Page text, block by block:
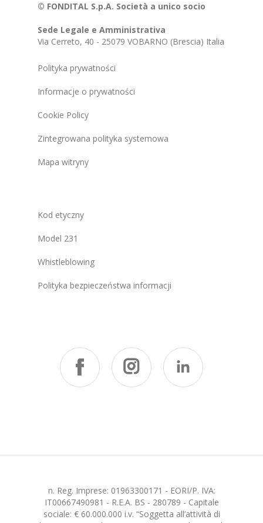
© FONDITAL S.p.A. Società a unico socio
Sede Legale e Amministrativa
Via Cerreto, 40 - 25079 VOBARNO (Brescia) Italia
Polityka prywatności
Informacje o prywatności
Cookie Policy
Zintegrowana polityka systemowa
Mapa witryny
Kod etyczny
Model 231
Whistleblowing
Polityka bezpieczeństwa informacji
n. Reg. Imprese: 01963300171 - EORI/P. IVA:
IT00667490981 - R.E.A. BS - 280789 - Capitale
sociale: € 60.000.000 i.v. “Soggetta all’attività di